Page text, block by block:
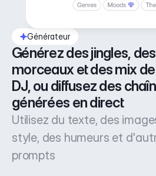
Générateur
Générez des jingles, des
morceaux et des mix
DJ, ou diffusez des
générées en direct
Utilisez du texte, des
style, des humeurs et
prompts